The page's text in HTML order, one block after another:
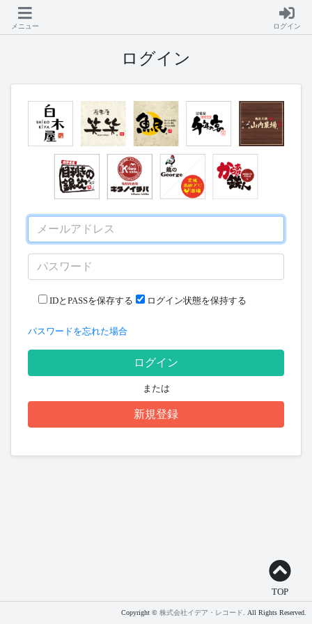
メニュー ログイン
ログイン
IDとPASSを保存する ログイン状態を保持する
パスワードを忘れた場合
ログイン
または
新規登録
Copyright © 株式会社イデア・レコード . All Rights Reserved.
TOP